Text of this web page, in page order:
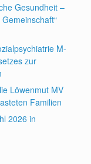
Gesundheit –
M-
zur
Löwenmut MV
Familien
2026 in